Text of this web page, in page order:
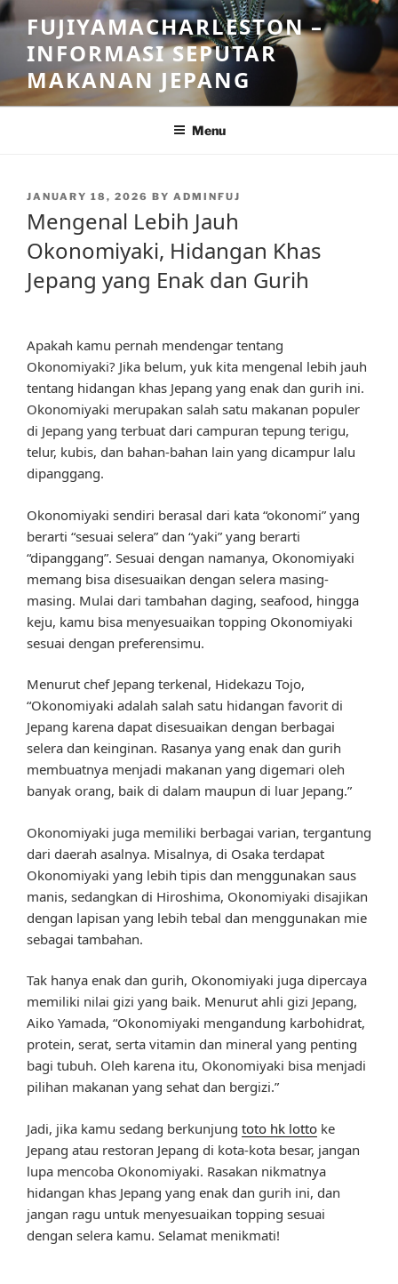
Skip
to
content
FUJIYAMACHARLESTON –
INFORMASI SEPUTAR
MAKANAN JEPANG
Menu
POSTED
JANUARY 18, 2026 BY ADMINFUJ
Mengenal Lebih Jauh
Okonomiyaki, Hidangan Khas
Jepang yang Enak dan Gurih
Apakah kamu pernah mendengar tentang
Okonomiyaki? Jika belum, yuk kita mengenal lebih jauh
tentang hidangan khas Jepang yang enak dan gurih ini.
Okonomiyaki merupakan salah satu makanan populer
di Jepang yang terbuat dari campuran tepung terigu,
telur, kubis, dan bahan-bahan lain yang dicampur lalu
dipanggang.
Okonomiyaki sendiri berasal dari kata “okonomi” yang
berarti “sesuai selera” dan “yaki” yang berarti
“dipanggang”. Sesuai dengan namanya, Okonomiyaki
memang bisa disesuaikan dengan selera masing-
masing. Mulai dari tambahan daging, seafood, hingga
keju, kamu bisa menyesuaikan topping Okonomiyaki
sesuai dengan preferensimu.
Menurut chef Jepang terkenal, Hidekazu Tojo,
“Okonomiyaki adalah salah satu hidangan favorit di
Jepang karena dapat disesuaikan dengan berbagai
selera dan keinginan. Rasanya yang enak dan gurih
membuatnya menjadi makanan yang digemari oleh
banyak orang, baik di dalam maupun di luar Jepang.”
Okonomiyaki juga memiliki berbagai varian, tergantung
dari daerah asalnya. Misalnya, di Osaka terdapat
Okonomiyaki yang lebih tipis dan menggunakan saus
manis, sedangkan di Hiroshima, Okonomiyaki disajikan
dengan lapisan yang lebih tebal dan menggunakan mie
sebagai tambahan.
Tak hanya enak dan gurih, Okonomiyaki juga dipercaya
memiliki nilai gizi yang baik. Menurut ahli gizi Jepang,
Aiko Yamada, “Okonomiyaki mengandung karbohidrat,
protein, serat, serta vitamin dan mineral yang penting
bagi tubuh. Oleh karena itu, Okonomiyaki bisa menjadi
pilihan makanan yang sehat dan bergizi.”
Jadi, jika kamu sedang berkunjung toto hk lotto ke
Jepang atau restoran Jepang di kota-kota besar, jangan
lupa mencoba Okonomiyaki. Rasakan nikmatnya
hidangan khas Jepang yang enak dan gurih ini, dan
jangan ragu untuk menyesuaikan topping sesuai
dengan selera kamu. Selamat menikmati!